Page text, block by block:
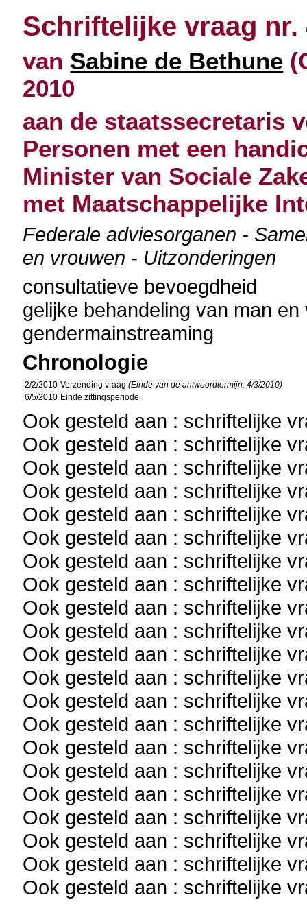
Schriftelijke vraag nr.
van Sabine de Bethune
2010
aan de staatssecretaris
Personen met een
Minister van Sociale
met Maatschappelijke
Federale adviesorganen -
en vrouwen - Uitzonderingen
consultatieve bevoegdheid
gelijke behandeling van man en
gendermainstreaming
Chronologie
2/2/2010 Verzending vraag(Einde van de antwoordtermijn: 4/3/2010)
6/5/2010 Einde zittingsperiode
Ook gesteld aan : schriftelijke
Ook gesteld aan : schriftelijke
Ook gesteld aan : schriftelijke
Ook gesteld aan : schriftelijke
Ook gesteld aan : schriftelijke
Ook gesteld aan : schriftelijke
Ook gesteld aan : schriftelijke
Ook gesteld aan : schriftelijke
Ook gesteld aan : schriftelijke
Ook gesteld aan : schriftelijke
Ook gesteld aan : schriftelijke
Ook gesteld aan : schriftelijke
Ook gesteld aan : schriftelijke
Ook gesteld aan : schriftelijke
Ook gesteld aan : schriftelijke
Ook gesteld aan : schriftelijke
Ook gesteld aan : schriftelijke
Ook gesteld aan : schriftelijke
Ook gesteld aan : schriftelijke
Ook gesteld aan : schriftelijke
Ook gesteld aan : schriftelijke